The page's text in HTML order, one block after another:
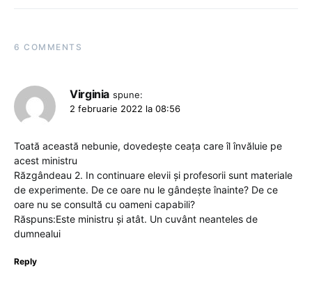
6 COMMENTS
Virginia spune:
2 februarie 2022 la 08:56
Toată această nebunie, dovedește ceața care îl învăluie pe
acest ministru
Răzgândeau 2. In continuare elevii și profesorii sunt materiale
de experimente. De ce oare nu le gândește înainte? De ce
oare nu se consultă cu oameni capabili?
Răspuns:Este ministru și atât. Un cuvânt neanteles de
dumnealui
Reply